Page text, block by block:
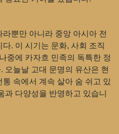
뿐만 아니라 중앙 아시아 전
. 이 시기는 문화, 사회 조직
중에 카자흐 민족의 독특한 정
오늘날 고대 문명의 유산은 현
속에서 계속 살아 숨 쉬고 있
과 다양성을 반영하고 있습니